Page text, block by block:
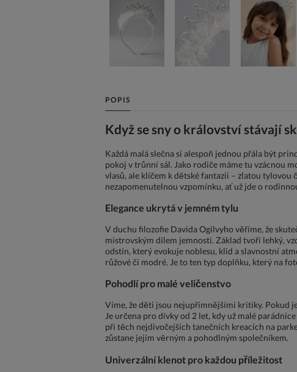
POPIS
Když se sny o království stávají
Každá malá slečna si alespoň jednou přála být
pokoj v trůnní sál. Jako rodiče máme tu vzácnou
vlasů, ale klíčem k dětské fantazii – zlatou
nezapomenutelnou vzpomínku, ať už jde o
Elegance ukrytá v jemném tylu
V duchu filozofie Davida Ogilvyho věříme, že
mistrovským dílem jemnosti. Základ tvoří lehký,
odstín, který evokuje noblesu, klid a slavnostní
růžové či modré. Je to ten typ doplňku, který na
Pohodlí pro malé veličenstvo
Víme, že děti jsou nejupřímnějšími kritiky. Pokud
Je určena pro dívky od 2 let, kdy už malé
při těch nejdivočejších tanečních kreacích na
zůstane jejím věrným a pohodlným společníkem.
Univerzální klenot pro každou příležitost